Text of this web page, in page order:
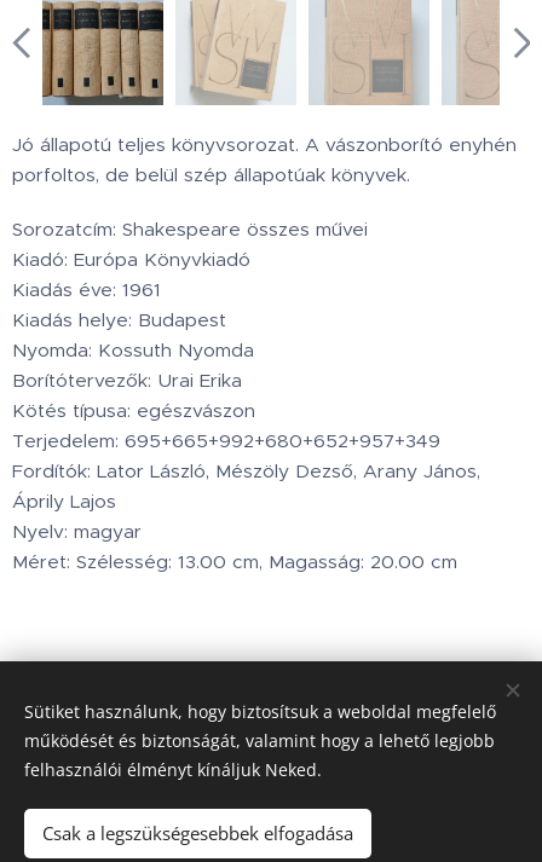
Jó állapotú teljes könyvsorozat. A vászonborító enyhén
porfoltos, de belül szép állapotúak könyvek.
Sorozatcím: Shakespeare összes művei
Kiadó: Európa Könyvkiadó
Kiadás éve: 1961
Kiadás helye: Budapest
Nyomda: Kossuth Nyomda
Borítótervezők: Urai Erika
Kötés típusa: egészvászon
Terjedelem: 695+665+992+680+652+957+349
Fordítók: Lator László, Mészöly Dezső, Arany János,
Áprily Lajos
Nyelv: magyar
Méret: Szélesség: 13.00 cm, Magasság: 20.00 cm
Minden jog fenntartva © 2002.www.holdbarka.com
Sütik
Sütiket használunk, hogy biztosítsuk a weboldal megfelelő
működését és biztonságát, valamint hogy a lehető legjobb
felhasználói élményt kínáljuk Neked.
Csak a legszükségesebbek elfogadása